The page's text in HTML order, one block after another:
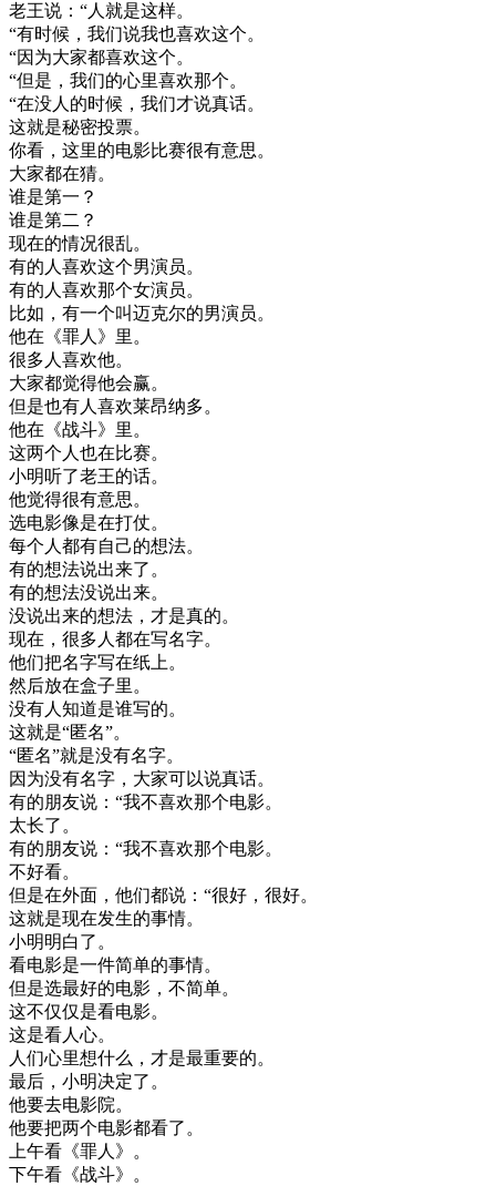
老王说 ： “人就是这样。
“有时候 ， 我们说我也喜欢这个。
“因为大家都喜欢这个。
“但是 ， 我们的心里喜欢那个。
“在没人的时候 ， 我们才说真话。
这就是秘密投票。
你看 ， 这里的电影比赛很有意思。
大家都在猜。
谁是第一 ？
谁是第二 ？
现在的情况很乱。
有的人喜欢这个男演员。
有的人喜欢那个女演员。
比如 ， 有一个叫迈克尔的男演员。
他在 《罪人》 里。
很多人喜欢他。
大家都觉得他会赢。
但是也有人喜欢莱昂纳多。
他在 《战斗》 里。
这两个人也在比赛。
小明听了老王的话。
他觉得很有意思。
选电影像是在打仗。
每个人都有自己的想法。
有的想法说出来了。
有的想法没说出来。
没说出来的想法 ， 才是真的。
现在 ， 很多人都在写名字。
他们把名字写在纸上。
然后放在盒子里。
没有人知道是谁写的。
这就是“匿名”。
“匿名”就是没有名字。
因为没有名字 ， 大家可以说真话。
有的朋友说 ： “我不喜欢那个电影。
太长了。
有的朋友说 ： “我不喜欢那个电影。
不好看。
但是在外面 ， 他们都说 ： “很好 ， 很好。
这就是现在发生的事情。
小明明白了。
看电影是一件简单的事情。
但是选最好的电影 ， 不简单。
这不仅仅是看电影。
这是看人心。
人们心里想什么 ， 才是最重要的。
最后 ， 小明决定了。
他要去电影院。
他要把两个电影都看了。
上午看 《罪人》 。
下午看 《战斗》 。